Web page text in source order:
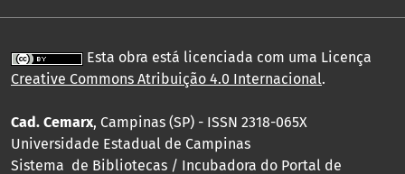
Esta obra está licenciada com uma Licença
Creative Commons Atribuição 4.0 Internacional.
Cad. Cemarx, Campinas (SP) - ISSN 2318-065X
Universidade Estadual de Campinas
Sistema de Bibliotecas / Incubadora do Portal de